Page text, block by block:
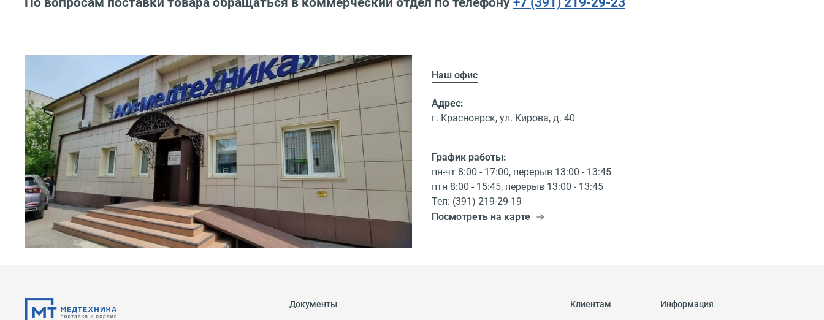
Наш офис
Адрес:
г. Красноярск, ул. Кирова, д. 40
График работы:
пн-чт 8:00 - 17:00, перерыв 13:00 - 13:45
птн 8:00 - 15:45, перерыв 13:00 - 13:45
Тел: (391) 219-29-19
Посмотреть на карте
Документы Клиентам Информация